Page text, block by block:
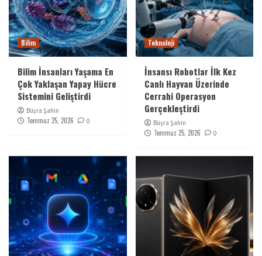
Bilim
Bilim İnsanları Yaşama En
Çok Yaklaşan Yapay Hücre
Sistemini Geliştirdi
Büşra Şahin
Temmuz 25, 2026 0
Teknoloji
İnsansı Robotlar İlk Kez
Canlı Hayvan Üzerinde
Cerrahi Operasyon
Gerçekleştirdi
Büşra Şahin
Temmuz 25, 2026 0